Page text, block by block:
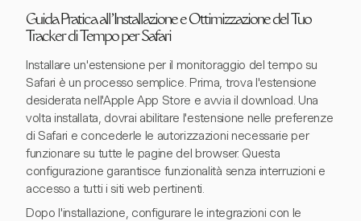
Guida Pratica all'Installazione e Ottimizzazione del Tuo
Tracker di Tempo per Safari
Installare un'estensione per il monitoraggio del tempo su
Safari è un processo semplice. Prima, trova l'estensione
desiderata nell'Apple App Store e avvia il download. Una
volta installata, dovrai abilitare l'estensione nelle preferenze
di Safari e concederle le autorizzazioni necessarie per
funzionare su tutte le pagine del browser. Questa
configurazione garantisce funzionalità senza interruzioni e
accesso a tutti i siti web pertinenti.
Dopo l'installazione, configurare le integrazioni con le